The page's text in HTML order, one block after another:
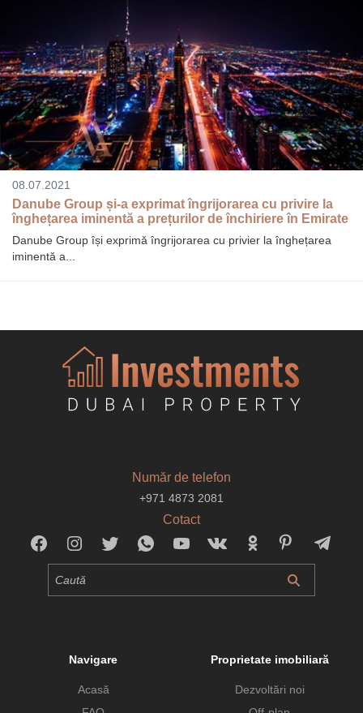
08.07.2021
Danube Group și-a exprimat îngrijorarea cu privire la
înghețarea iminentă a prețurilor de închiriere în Emirate
Danube Group își exprimă îngrijorarea cu privier la înghețarea
iminentă a...
Număr de telefon
+971 4873 2081
Cotact
Navigare
Acasă
Proprietate imobiliară
Dezvoltări noi